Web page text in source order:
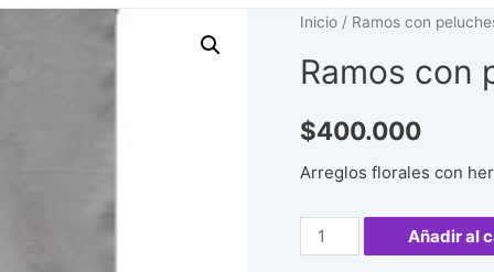
Inicio / Ramos con
Ramos con
$400.000
Arreglos florales con
Ramos
con
Añadir al